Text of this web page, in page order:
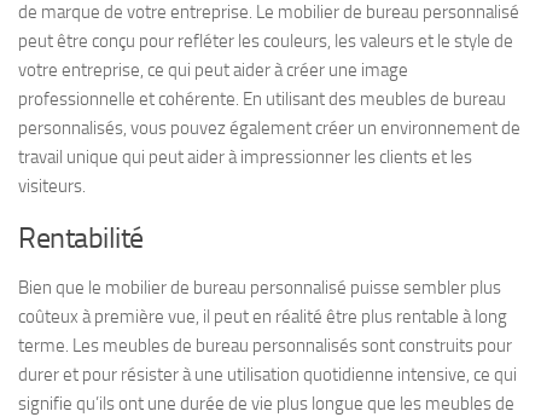
de marque de votre entreprise. Le mobilier de bureau personnalisé
peut être conçu pour refléter les couleurs, les valeurs et le style de
votre entreprise, ce qui peut aider à créer une image
professionnelle et cohérente. En utilisant des meubles de bureau
personnalisés, vous pouvez également créer un environnement de
travail unique qui peut aider à impressionner les clients et les
visiteurs.
Rentabilité
Bien que le mobilier de bureau personnalisé puisse sembler plus
coûteux à première vue, il peut en réalité être plus rentable à long
terme. Les meubles de bureau personnalisés sont construits pour
durer et pour résister à une utilisation quotidienne intensive, ce qui
signifie qu’ils ont une durée de vie plus longue que les meubles de